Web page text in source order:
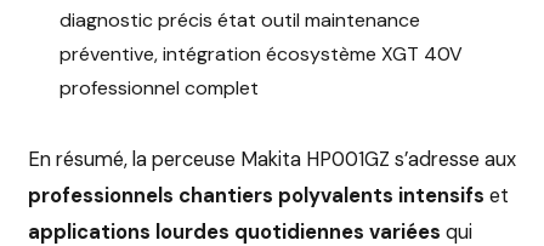
diagnostic précis état outil maintenance
préventive, intégration écosystème XGT 40V
professionnel complet
En résumé, la perceuse Makita HP001GZ s’adresse aux
professionnels chantiers polyvalents intensifs et
applications lourdes quotidiennes variées qui